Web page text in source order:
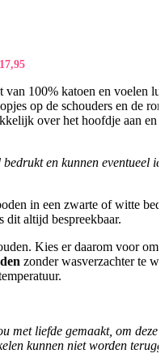
van 100% katoen en voelen
op de schouders en de
over het hoofdje aan en
en kunnen eventueel
in een zwarte of witte
dit altijd bespreekbaar.
Kies er daarom voor om
zonder wasverzachter te
met liefde gemaakt, om deze
kunnen niet worden